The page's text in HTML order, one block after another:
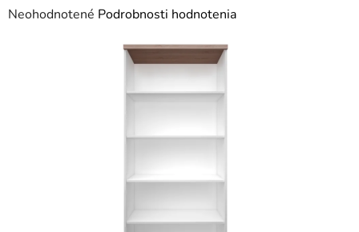
Priemerné
Neohodnotené Podrobnosti hodnotenia